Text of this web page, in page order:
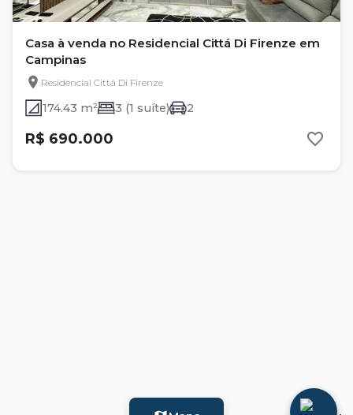
Casa à venda no Residencial Cittá Di Firenze em
Campinas
Residencial Cittá Di Firenze
174.43 m² 3 (1 suíte) 2
R$ 690.000